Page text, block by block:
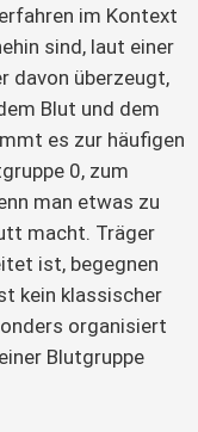
im Kontext
sind, laut einer
davon überzeugt,
Blut und dem
es zur häufigen
0, zum
man etwas zu
macht. Träger
ist, begegnen
kein klassischer
organisiert
Blutgruppe